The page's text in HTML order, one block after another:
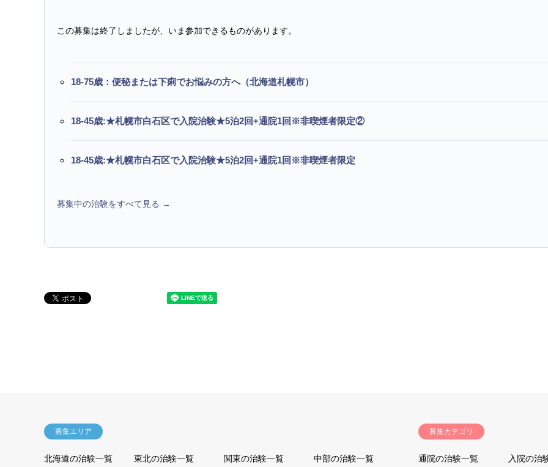
この募集は終了しましたが、いま参加できるものがあります。
18-75歳：便秘または下痢でお悩みの方へ（北海道札幌市）
18-45歳:★札幌市白石区で入院治験★5泊2回+通院1回※非喫煙者限定②
18-45歳:★札幌市白石区で入院治験★5泊2回+通院1回※非喫煙者限定
募集中の治験をすべて見る →
募集エリア
北海道の治験一覧 東北の治験一覧 関東の治験一覧 中部の治験一覧
募集カテゴリ
通院の治験一覧 入院の治